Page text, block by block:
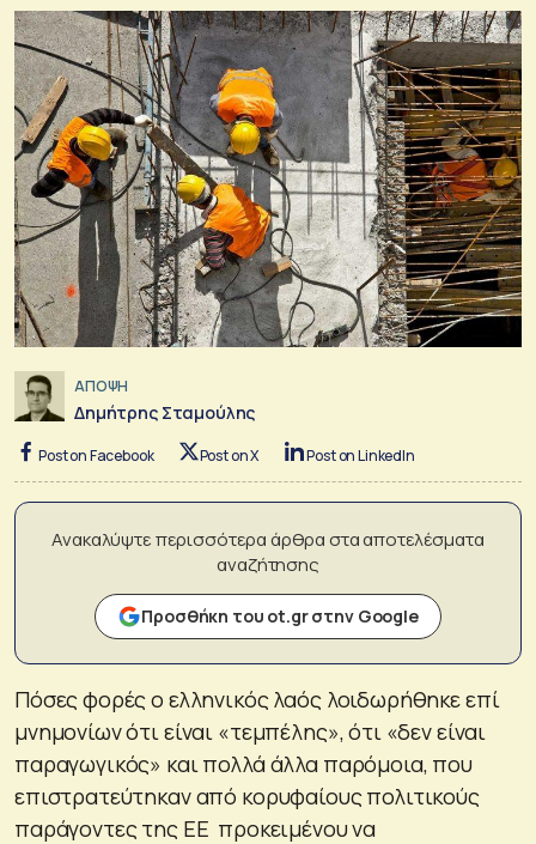
ΑΠΟΨΗ
Δημήτρης Σταμούλης
Post on Facebook Post on X Post on LinkedIn
Ανακαλύψτε περισσότερα άρθρα στα αποτελέσματα
αναζήτησης
Προσθήκη του ot.gr στην Google
Πόσες φορές ο ελληνικός λαός λοιδωρήθηκε επί
μνημονίων ότι είναι «τεμπέλης», ότι «δεν είναι
παραγωγικός» και πολλά άλλα παρόμοια, που
επιστρατεύτηκαν από κορυφαίους πολιτικούς
παράγοντες της ΕΕ προκειμένου να